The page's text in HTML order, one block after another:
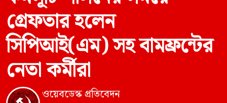
গ্রেফতার হলেন
সিপিআই(এম) সহ বামফ্রন্টের
নেতা কর্মীরা
ওয়েবডেস্ক প্রতিবেদন